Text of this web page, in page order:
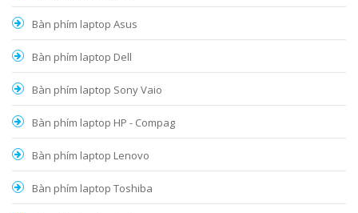
Bàn phím laptop Asus
Bàn phím laptop Dell
Bàn phím laptop Sony Vaio
Bàn phím laptop HP - Compag
Bàn phím laptop Lenovo
Bàn phím laptop Toshiba